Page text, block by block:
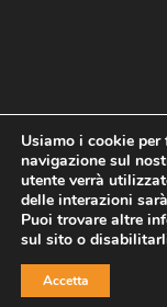
Home
Privacy
Copyright ©
Usiamo i cookie
navigazione sul
utente verrà
delle interazioni
Puoi trovare altre
sul sito o
Accetta